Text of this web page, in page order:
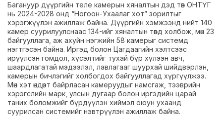
Багануур дүүргийн теле камерын хяналтын дэд төв ОНТҮГ
нь 2024-2028 онд “Ногоон-Ухаалаг хот” зорилтыг
хэрэгжүүлэн ажиллаж байна. Дүүргийн хэмжээнд нийт 140
камер суурилуулснаас 134-ийг хяналтын төвд холбож, мөн 23
байгууллага, аж ахуйн нэгжийн 58 камерыг системд
нэгтгэсэн байна. Иргэд болон Цагдаагийн хэлтсээс
ирүүлсэн гомдол, хүсэлтийг тухай бүр хүлээн авч,
шаардлагатай мэдээлэл, лавлагааг шуурхай шийдвэрлэн,
камерын бичлэгийг холбогдох байгууллагад хүргүүлжээ.
Мөн хэт өндөрт байрласан камеруудыг намсгаж, тээврийн
хэрэгслийн марк, улсын дугаар болон иргэдийн царай
таних боломжийг бүрдүүлэн хиймэл оюун ухаанд
суурилсан системийг нэвтрүүлэн ажиллаж байна.